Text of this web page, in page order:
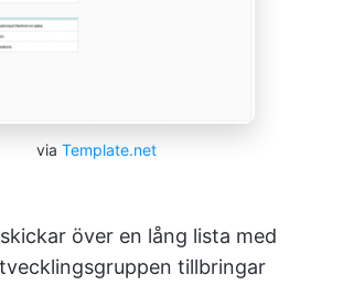
via Template.net
över en lång lista med
tillbringar